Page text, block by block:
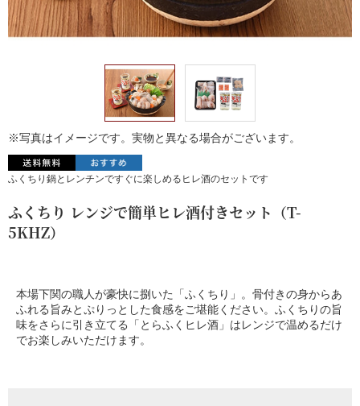
※写真はイメージです。実物と異なる場合がございます。
ふくちり鍋とレンチンですぐに楽しめるヒレ酒のセットです
ふくちり レンジで簡単ヒレ酒付きセット（T-
5KHZ）
本場下関の職人が豪快に捌いた「ふくちり」。骨付きの身からあ
ふれる旨みとぷりっとした食感をご堪能ください。ふくちりの旨
味をさらに引き立てる「とらふくヒレ酒」はレンジで温めるだけ
でお楽しみいただけます。